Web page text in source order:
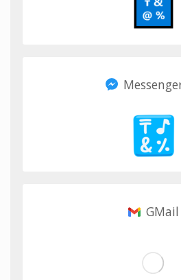
GMail